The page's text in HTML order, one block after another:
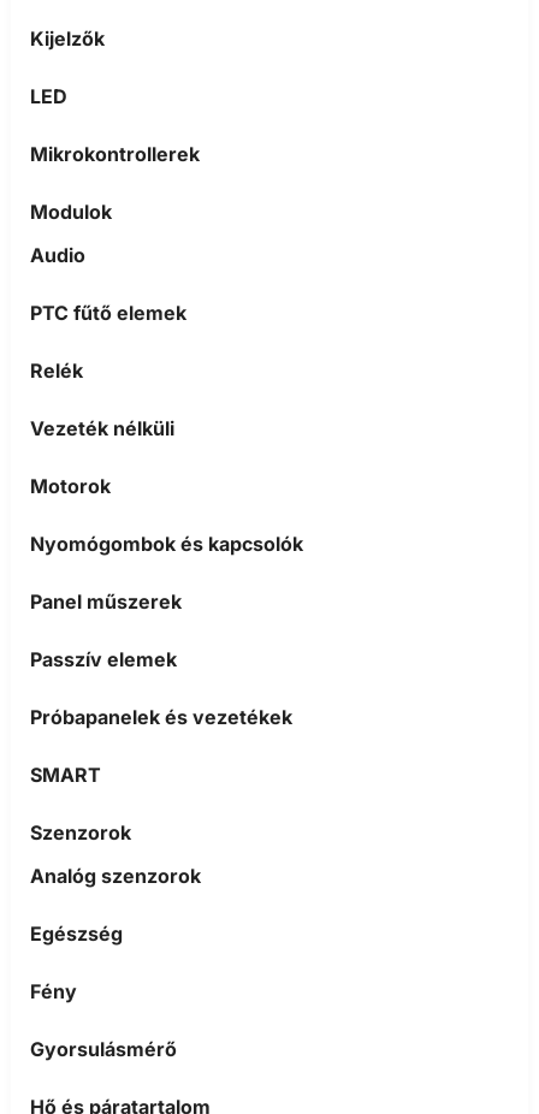
Kijelzők
LED
Mikrokontrollerek
Modulok
Audio
PTC fűtő elemek
Relék
Vezeték nélküli
Motorok
Nyomógombok és kapcsolók
Panel műszerek
Passzív elemek
Próbapanelek és vezetékek
SMART
Szenzorok
Analóg szenzorok
Egészség
Fény
Gyorsulásmérő
Hő és páratartalom